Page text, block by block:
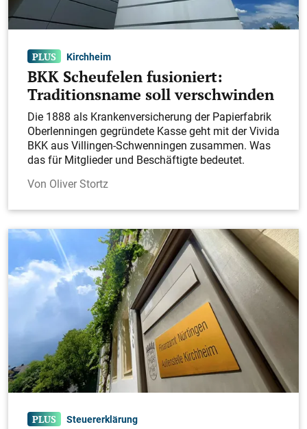
Kirchheim
BKK Scheufelen fusioniert:
Traditionsname soll verschwinden
Die 1888 als Krankenversicherung der Papierfabrik
Oberlenningen gegründete Kasse geht mit der Vivida
BKK aus Villingen-Schwenningen zusammen. Was
das für Mitglieder und Beschäftigte bedeutet.
Oliver Stortz
Steuererklärung